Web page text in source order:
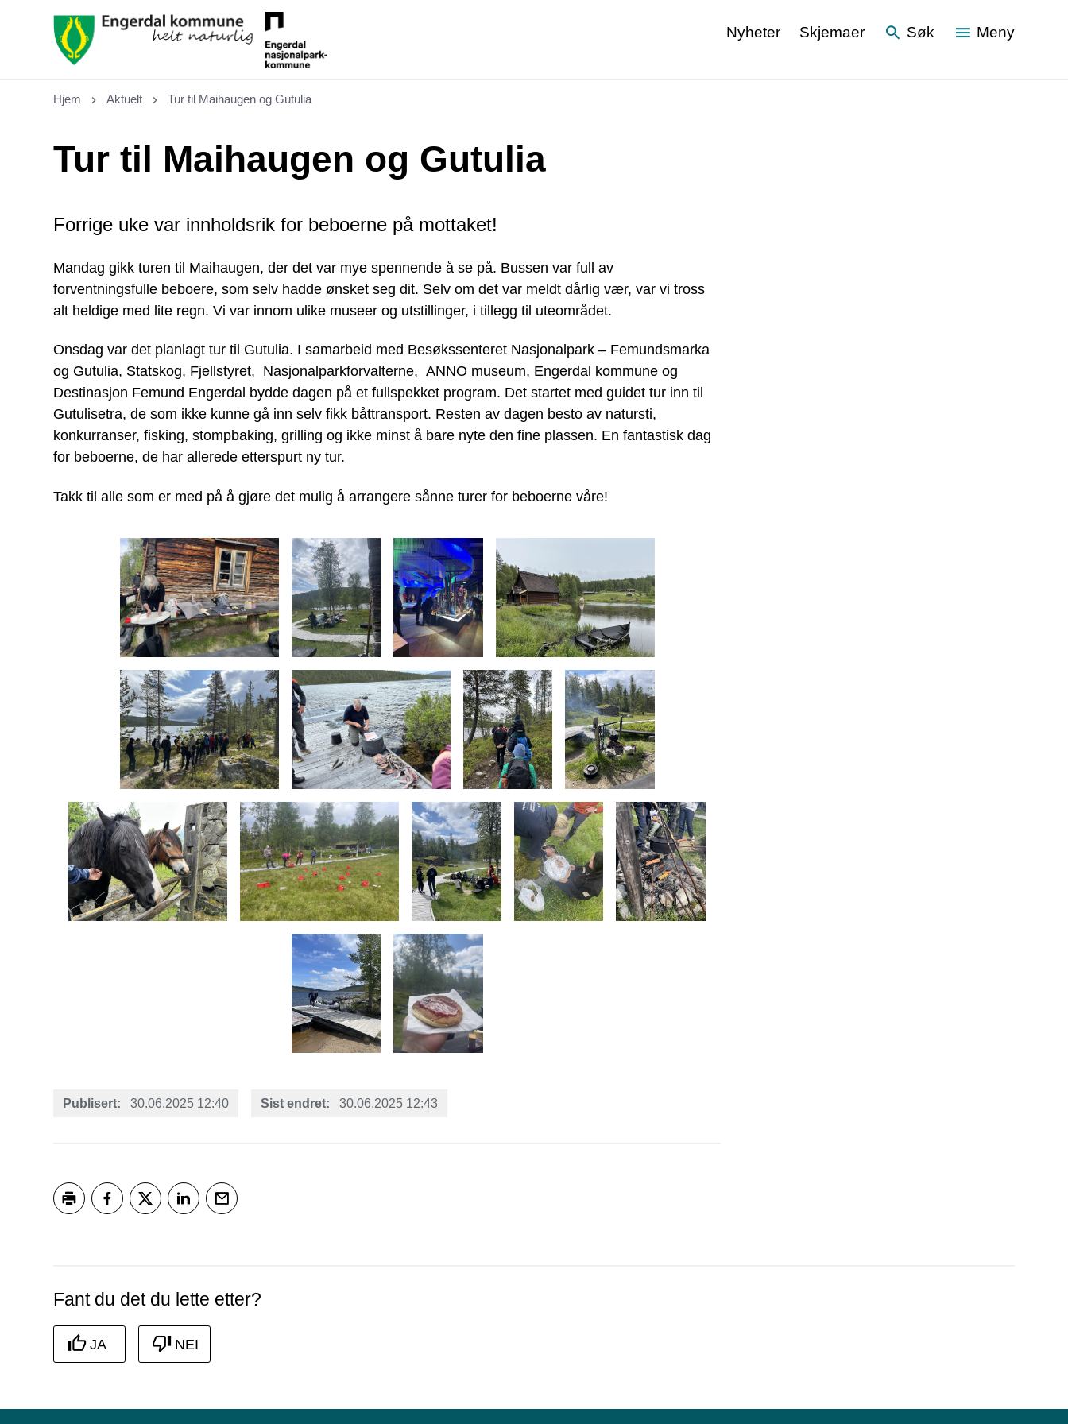
Asylmottaket
Nyheter Skjemaer Søk Meny
Du er her:
Hjem Aktuelt Tur til Maihaugen og Gutulia
Tur til Maihaugen og Gutulia
Forrige uke var innholdsrik for beboerne på mottaket!
Mandag gikk turen til Maihaugen, der det var mye spennende å se på. Bussen var full av
forventningsfulle beboere, som selv hadde ønsket seg dit. Selv om det var meldt dårlig vær, var vi tross
alt heldige med lite regn. Vi var innom ulike museer og utstillinger, i tillegg til uteområdet.
Onsdag var det planlagt tur til Gutulia. I samarbeid med Besøkssenteret Nasjonalpark – Femundsmarka
og Gutulia, Statskog, Fjellstyret, Nasjonalparkforvalterne, ANNO museum, Engerdal kommune og
Destinasjon Femund Engerdal bydde dagen på et fullspekket program. Det startet med guidet tur inn til
Gutulisetra, de som ikke kunne gå inn selv fikk båttransport. Resten av dagen besto av natursti,
konkurranser, fisking, stompbaking, grilling og ikke minst å bare nyte den fine plassen. En fantastisk dag
for beboerne, de har allerede etterspurt ny tur.
Takk til alle som er med på å gjøre det mulig å arrangere sånne turer for beboerne våre!
Publisert 30.06.2025 12:40 Sist endret 30.06.2025 12:43
Fant du det du lette etter?
JA NEI